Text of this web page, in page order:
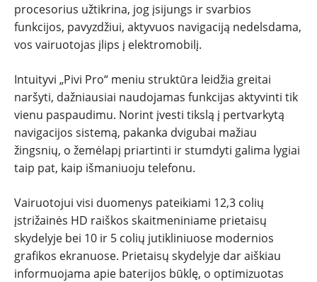
procesorius užtikrina, jog įsijungs ir svarbios
funkcijos, pavyzdžiui, aktyvuos navigaciją nedelsdama,
vos vairuotojas įlips į elektromobilį.
Intuityvi „Pivi Pro“ meniu struktūra leidžia greitai
naršyti, dažniausiai naudojamas funkcijas aktyvinti tik
vienu paspaudimu. Norint įvesti tikslą į pertvarkytą
navigacijos sistemą, pakanka dvigubai mažiau
žingsnių, o žemėlapį priartinti ir stumdyti galima lygiai
taip pat, kaip išmaniuoju telefonu.
Vairuotojui visi duomenys pateikiami 12,3 colių
įstrižainės HD raiškos skaitmeniniame prietaisų
skydelyje bei 10 ir 5 colių jutikliniuose modernios
grafikos ekranuose. Prietaisų skydelyje dar aiškiau
informuojama apie baterijos būklę, o optimizuotas